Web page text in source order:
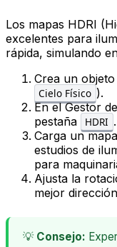
Los mapas HDRI
excelentes para
rápida, simulando
Crea un objeto
Cielo Físico ).
En elGestor
pestaña
HDRI .
Carga un
estudios de
para
Ajusta la
mejor
💡 Consejo: